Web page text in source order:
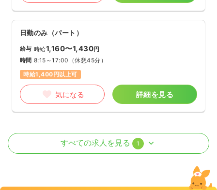
日勤のみ（パート）
給与 時給1,160〜1,430円
時間 8:15～17:00 （休憩45分）
時給1,400円以上可
気になる 詳細を見る
オペ室(手術室)正看護師
すべての求人を見る 1